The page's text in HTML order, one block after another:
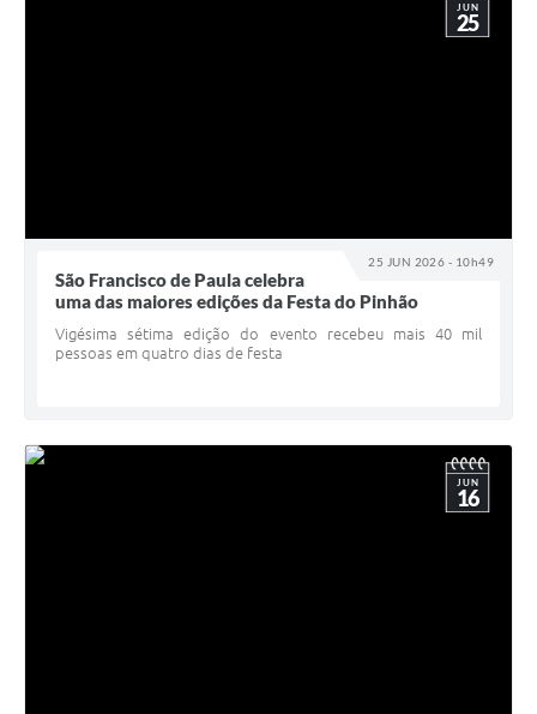
25 JUN 2026 - 10h49
JUN
25
São Francisco de Paula celebra
uma das maiores edições da Festa do Pinhão
Vigésima sétima edição do evento recebeu mais 40 mil
pessoas em quatro dias de festa
JUN
16